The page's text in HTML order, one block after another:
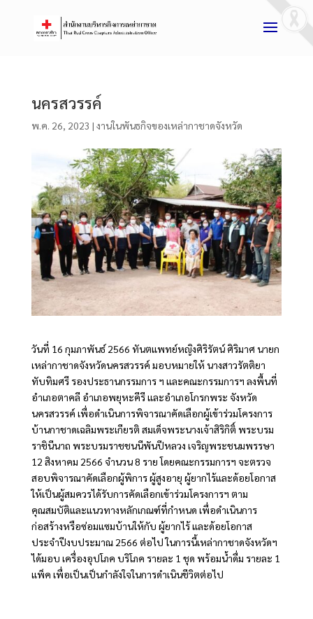
นครสวรรค์
พ.ค. 26, 2023 | งานในพันธกิจของเหล่ากาชาดจังหวัด
วันที่ 16 กุมภาพันธ์ 2566 ทันตแพทย์หญิงศิริรัตน์ ศิริมาศ นายก
เหล่ากาชาดจังหวัดนครสวรรค์ มอบหมายให้ นางสาวรัตติยา
ทับทิมศรี รองประธานกรรมการ ฯ และคณะกรรมการฯ ลงพื้นที่
อำเภอตาคลี อำเภอพยุหะคีรี และอำเภอโกรกพระ จังหวัด
นครสวรรค์ เพื่อดำเนินการพิจารณาคัดเลือกผู้เข้าร่วมโครงการ
บ้านกาชาดเฉลิมพระเกียรติ สมเด็จพระนางเจ้าสิริกิติ์ พระบรม
ราชินีนาถ พระบรมราชชนนีพันปีหลวง เจริญพระชนมพรรษา
12 สิงหาคม 2566 จำนวน 8 ราย โดยคณะกรรมการฯ จะตรวจ
สอบพิจารณาคัดเลือกผู้พิการ ผู้สูงอายุ ผู้ยากไร้และด้อยโอกาส
ให้เป็นผู้สมควรได้รับการคัดเลือกเข้าร่วมโครงการฯ ตาม
คุณสมบัติและแนวทางหลักเกณฑ์ที่กำหนด เพื่อดำเนินการ
ก่อสร้างหรือซ่อมแซมบ้านให้กับ ผู้ยากไร้ และด้อยโอกาส
ประจำปีงบประมาณ 2566 ต่อไป ในการนี้เหล่ากาชาดจังหวัดฯ
ได้มอบ เครื่องอุปโภค บริโภค รายละ 1 ชุด พร้อมน้ำดื่ม รายละ 1
แพ็ค เพื่อเป็นเป็นกำลังใจในการดำเนินชีวิตต่อไป